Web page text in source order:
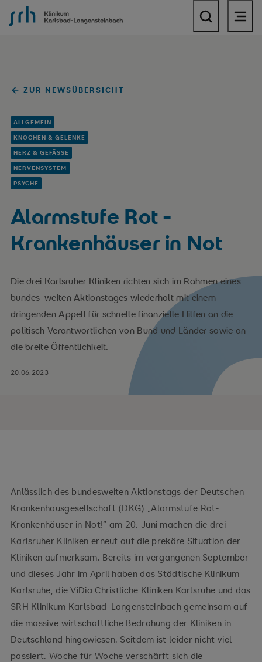
SRH Klinikum Karlsbad-Langensteinbach
ZUR NEWSÜBERSICHT
ALLGEMEIN
KNOCHEN & GELENKE
HERZ & GEFÄSSE
NERVENSYSTEM
PSYCHE
Alarmstufe Rot -
Krankenhäuser in Not
Die drei Karlsruher Kliniken richten sich im Rahmen eines
bundes-weiten Aktionstages wiederholt mit einem
dringenden Appell für schnelle finanzielle Hilfen an die
politisch Verantwortlichen von Bund und Länder sowie an
die breite Öffentlichkeit.
20.06.2023
Anlässlich des bundesweiten Aktionstags der Deutschen
Krankenhausgesellschaft (DKG) „Alarmstufe Rot-
Krankenhäuser in Not!“ am 20. Juni machen die drei
Karlsruher Kliniken erneut auf die prekäre Situation der
Kliniken aufmerksam. Bereits im vergangenen September
und dieses Jahr im April haben das Städtische Klinikum
Karlsruhe, die ViDia Christliche Kliniken Karlsruhe und das
SRH Klinikum Karlsbad-Langensteinbach gemeinsam auf
die massive wirtschaftliche Bedrohung der Kliniken in
Deutschland hingewiesen. Seitdem ist leider nicht viel
passiert. Woche für Woche verschärft sich die